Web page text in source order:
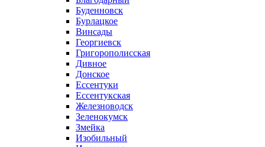
Буденновск
Бурлацкое
Винсады
Георгиевск
Григорополисская
Дивное
Донское
Ессентуки
Ессентукская
Железноводск
Зеленокумск
Змейка
Изобильный